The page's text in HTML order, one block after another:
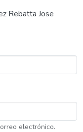
Rebatta Jose
electrónico.